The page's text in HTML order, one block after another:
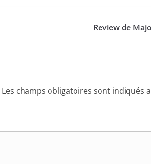
Review de
Les champs obligatoires sont indiqués